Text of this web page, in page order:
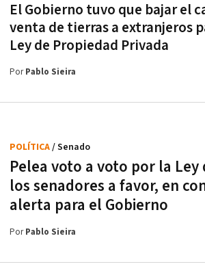
El Gobierno tuvo que bajar el
venta de tierras a extranjeros
Ley de Propiedad Privada
PorPablo Sieira
Pelea voto a voto por la Ley
los senadores a favor, en
alerta para el Gobierno
POLÍTICA/ Senado
PorPablo Sieira